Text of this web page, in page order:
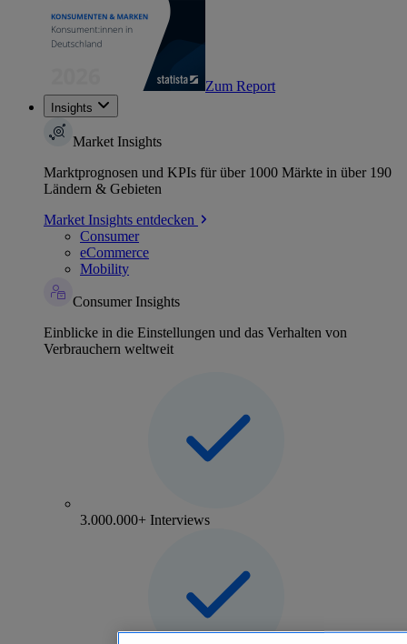
Zum Report
Insights
Market Insights
Marktprognosen und KPIs für über 1000 Märkte in über 190
Ländern & Gebieten
Market Insights entdecken
Consumer
eCommerce
Mobility
Consumer Insights
Einblicke in die Einstellungen und das Verhalten von
Verbrauchern weltweit
3.000.000+ Interviews